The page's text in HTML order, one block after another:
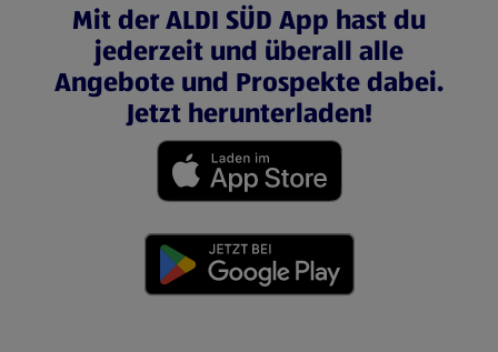
Mit der ALDI SÜD App hast du
jederzeit und überall alle
Angebote und Prospekte dabei.
Jetzt herunterladen!